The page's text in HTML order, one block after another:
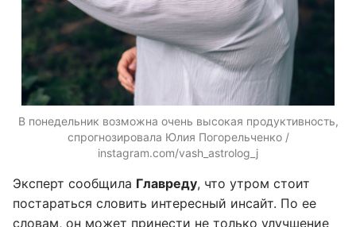
В понедельник возможна очень высокая продуктивность,
спрогнозировала Юлия Погорельченко /
instagram.com/vash_astrolog_j
Эксперт сообщила Главреду, что утром стоит
постараться словить интересный инсайт. По ее
словам, он может принести не только улучшение